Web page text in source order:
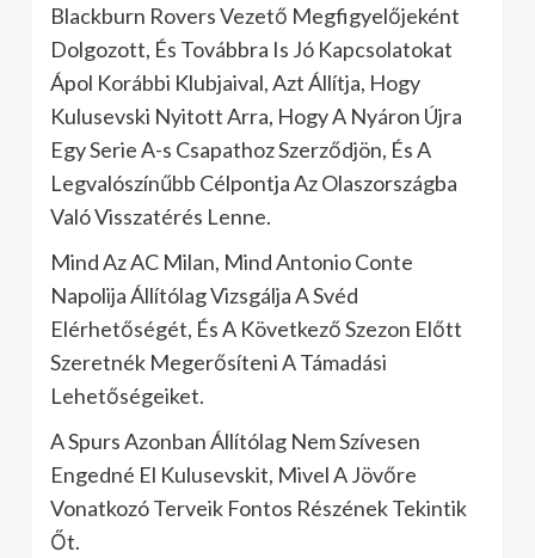
Blackburn Rovers Vezető Megfigyelőjeként
Dolgozott, És Továbbra Is Jó Kapcsolatokat
Ápol Korábbi Klubjaival, Azt Állítja, Hogy
Kulusevski Nyitott Arra, Hogy A Nyáron Újra
Egy Serie A-s Csapathoz Szerződjön, És A
Legvalószínűbb Célpontja Az Olaszországba
Való Visszatérés Lenne.
Mind Az AC Milan, Mind Antonio Conte
Napolija Állítólag Vizsgálja A Svéd
Elérhetőségét, És A Következő Szezon Előtt
Szeretnék Megerősíteni A Támadási
Lehetőségeiket.
A Spurs Azonban Állítólag Nem Szívesen
Engedné El Kulusevskit, Mivel A Jövőre
Vonatkozó Terveik Fontos Részének Tekintik
Őt.